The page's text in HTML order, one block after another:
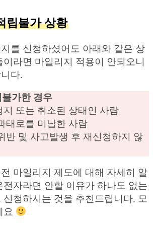
립불가 상황
를 신청하셨어도 아래와 같은 상
라면 마일리지 적용이 안되오니
다.
가한 경우
또는 취소된 상태인 사람
태로를 미납한 사람
및 사고발생 후 재신청하지 않
마일리지 제도에 대해 자세히 알
전자라면 안할 이유가 하나도 없는
청하시는 것을 추천드립니다. 모
요